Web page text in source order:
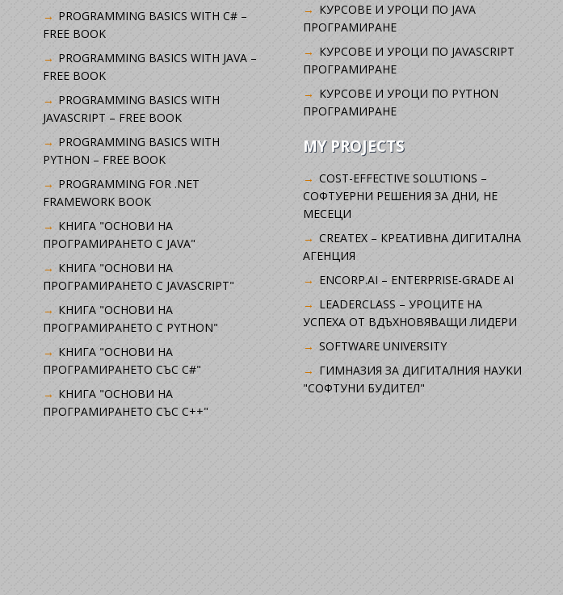
PROGRAMMING BASICS WITH C# –
FREE BOOK
PROGRAMMING BASICS WITH JAVA –
FREE BOOK
PROGRAMMING BASICS WITH
JAVASCRIPT – FREE BOOK
PROGRAMMING BASICS WITH
PYTHON – FREE BOOK
PROGRAMMING FOR .NET
FRAMEWORK BOOK
КНИГА "ОСНОВИ НА
ПРОГРАМИРАНЕТО С JAVA"
КНИГА "ОСНОВИ НА
ПРОГРАМИРАНЕТО С JAVASCRIPT"
КНИГА "ОСНОВИ НА
ПРОГРАМИРАНЕТО С PYTHON"
КНИГА "ОСНОВИ НА
ПРОГРАМИРАНЕТО СЪС C#"
КНИГА "ОСНОВИ НА
ПРОГРАМИРАНЕТО СЪС C++"
КУРСОВЕ И УРОЦИ ПО JAVA
ПРОГРАМИРАНЕ
КУРСОВЕ И УРОЦИ ПО JAVASCRIPT
ПРОГРАМИРАНЕ
КУРСОВЕ И УРОЦИ ПО PYTHON
ПРОГРАМИРАНЕ
MY PROJECTS
COST-EFFECTIVE SOLUTIONS –
СОФТУЕРНИ РЕШЕНИЯ ЗА ДНИ, НЕ
МЕСЕЦИ
CREATEX – КРЕАТИВНА ДИГИТАЛНА
АГЕНЦИЯ
ENCORP.AI – ENTERPRISE-GRADE AI
LEADERCLASS – УРОЦИТЕ НА
УСПЕХА ОТ ВДЪХНОВЯВАЩИ ЛИДЕРИ
SOFTWARE UNIVERSITY
ГИМНАЗИЯ ЗА ДИГИТАЛНИЯ НАУКИ
"СОФТУНИ БУДИТЕЛ"